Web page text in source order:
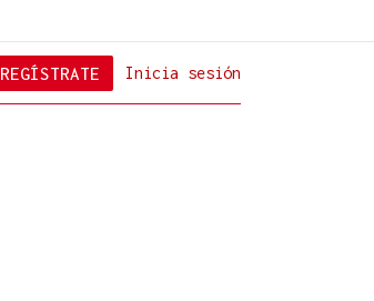
Inicia sesión
REGÍSTRATE